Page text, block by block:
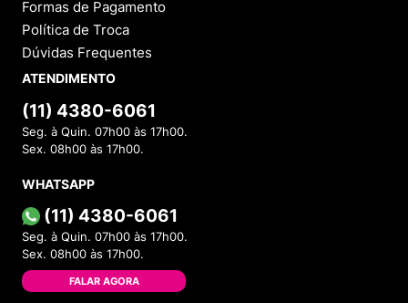
Formas de Pagamento
Política de Troca
Dúvidas Frequentes
ATENDIMENTO
(11) 4380-6061
Seg. à Quin. 07h00 às 17h00.
Sex. 08h00 às 17h00.
WHATSAPP
(11) 4380-6061
Seg. à Quin. 07h00 às 17h00.
Sex. 08h00 às 17h00.
FALAR AGORA